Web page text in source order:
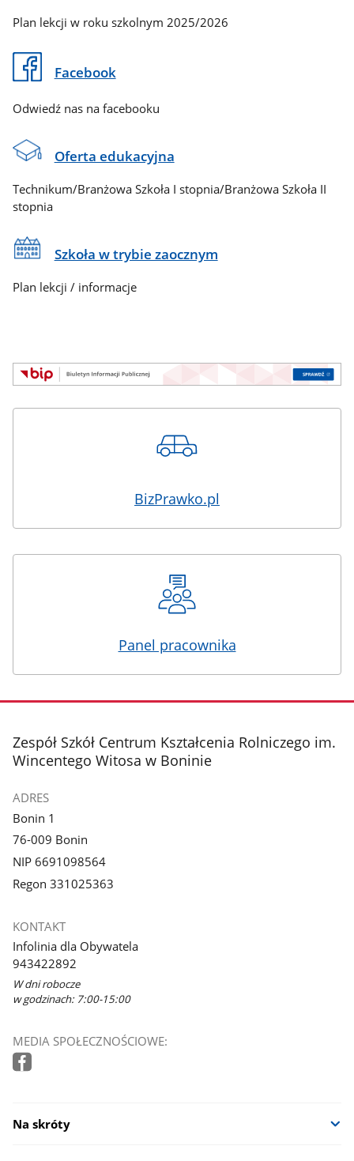
Plan lekcji w roku szkolnym 2025/2026
Facebook
Odwiedź nas na facebooku
Oferta edukacyjna
Technikum/Branżowa Szkoła I stopnia/Branżowa Szkoła II
stopnia
Szkoła w trybie zaocznym
Plan lekcji / informacje
BizPrawko.pl
Panel pracownika
stopka
Zespół Szkół Centrum Kształcenia Rolniczego im.
Wincentego Witosa w Boninie
ADRES
Bonin 1
76-009 Bonin
NIP 6691098564
Regon 331025363
KONTAKT
Infolinia dla Obywatela
943422892
W dni robocze
w godzinach: 7:00-15:00
MEDIA SPOŁECZNOŚCIOWE:
Na skróty